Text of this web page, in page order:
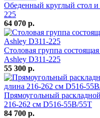
Обеденный круглый стол и
225
64 070 р.
Столовая группа
Ashley D311-225
55 300 р.
Прямоугольный
216-262 см D516-55B/55T
84 700 р.